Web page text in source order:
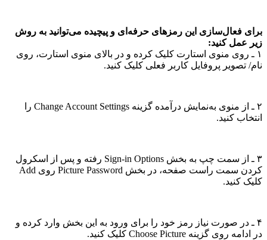
برای فعال‌سازی این رمزهای حرفه‌ای و پیچیده می‌توانید به روش
زیر عمل کنید:
۱ ـ روی منوی استارت کلیک کرده و در بالای منوی استارت، روی
نام/ تصویر پروفایل کاربر فعلی کلیک کنید.
۲ ـ از منوی به‌نمایش درآمده گزینه Change Account Settings را
انتخاب کنید.
۳ ـ از سمت چپ به بخش Sign-in Options رفته و پس از اسکرول
کردن سمت راست صفحه، در بخش Picture Password روی Add
کلیک کنید.
۴ ـ در صورت نیاز رمز خود را برای ورود به این بخش وارد کرده و
در ادامه روی گزینه Choose Picture کلیک کنید.